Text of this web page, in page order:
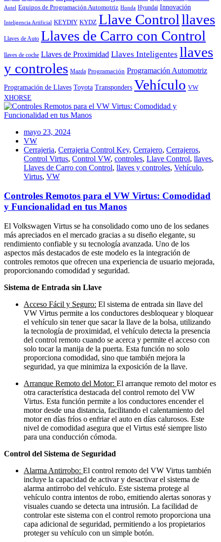
Autel Equipos de Programación Automotriz Honda Hyundai Innovación
Inteligencia Artificial KEYDIY KYDZ Llave Controlllaves
Llaves de Auto Llaves de Carro con Control
llaves de coche Llaves de Proximidad Llaves Inteligentes llaves
y controles Mazda Programación Programación Automotriz
Programación de Llaves Toyota Transponders Vehículo VW
XHORSE
mayo 23, 2024
VW
Cerrajeria, Cerrajeria Control Key, Cerrajero, Cerrajeros,
Control Virtus, Control VW, controles, Llave Control, llaves,
Llaves de Carro con Control, llaves y controles, Vehículo,
Virtus, VW
Controles Remotos para el VW Virtus: Comodidad
y Funcionalidad en tus Manos
El Volkswagen Virtus se ha consolidado como uno de los sedanes
más apreciados en el mercado gracias a su diseño elegante, su
rendimiento confiable y su tecnología avanzada. Uno de los
aspectos más destacados de este modelo es la integración de
controles remotos que ofrecen una experiencia de usuario mejorada,
proporcionando comodidad y seguridad.
Sistema de Entrada sin Llave
Acceso Fácil y Seguro: El sistema de entrada sin llave del
VW Virtus permite a los conductores desbloquear y bloquear
el vehículo sin tener que sacar la llave de la bolsa, utilizando
la tecnología de proximidad, el vehículo detecta la presencia
del control remoto cuando se acerca y permite el acceso con
solo tocar la manija de la puerta. Esta función no solo
proporciona comodidad, sino que también mejora la
seguridad, ya que minimiza la exposición de la llave.
Arranque Remoto del Motor: El arranque remoto del motor es
otra característica destacada del control remoto del VW
Virtus. Esta función permite a los conductores encender el
motor desde una distancia, facilitando el calentamiento del
motor en días fríos o enfriar el auto en días calurosos. Este
nivel de comodidad asegura que el Virtus esté siempre listo
para una conducción cómoda.
Control del Sistema de Seguridad
Alarma Antirrobo: El control remoto del VW Virtus también
incluye la capacidad de activar y desactivar el sistema de
alarma antirrobo del vehículo. Este sistema protege al
vehículo contra intentos de robo, emitiendo alertas sonoras y
visuales cuando se detecta una intrusión. La facilidad de
controlar este sistema con el control remoto proporciona una
capa adicional de seguridad, permitiendo a los propietarios
proteger su vehículo con un simple botón.